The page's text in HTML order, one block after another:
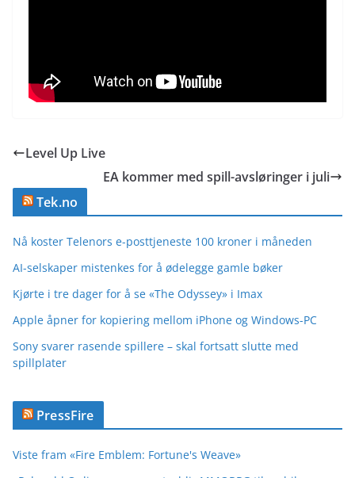
Level Up Live
EA kommer med spill-avsløringer i juli
Tek.no
Nå koster Telenors e-posttjeneste 100 kroner i måneden
AI-selskaper mistenkes for å ødelegge gamle bøker
Kjørte i tre dager for å se «The Odyssey» i Imax
Apple åpner for kopiering mellom iPhone og Windows-PC
Sony svarer rasende spillere – skal fortsatt slutte med
spillplater
PressFire
Viste fram «Fire Emblem: Fortune's Weave»